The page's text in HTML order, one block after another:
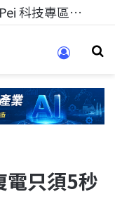
科技人的經驗傳承地！在 Pei Pei 科技專區，與學弟妹交流最硬核的技術
只須5秒